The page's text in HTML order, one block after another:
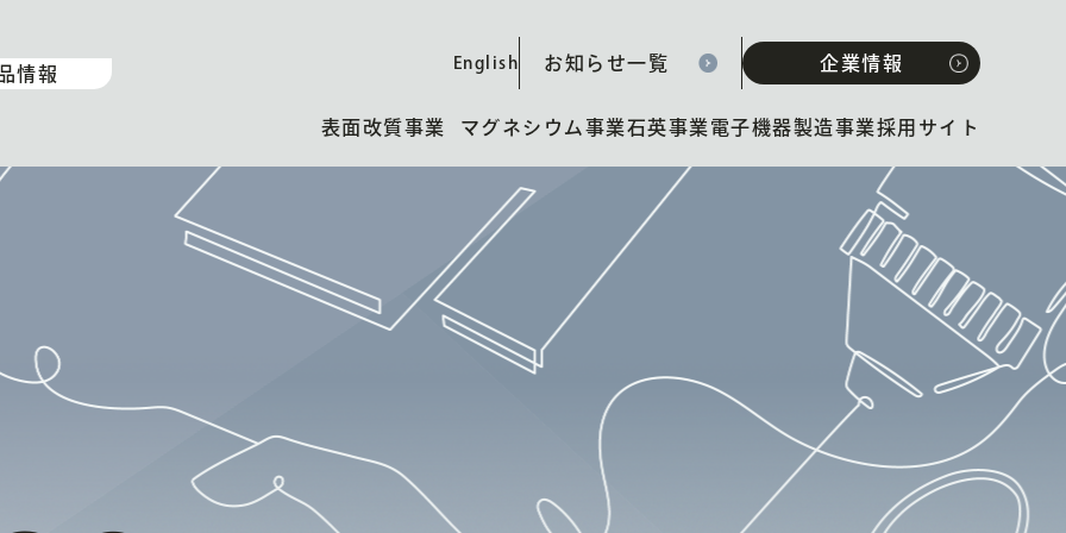
情報
English お知らせ一覧 企業情報
表面改質事業 マグネシウム事業石英事業電子機器製造事業採用サイト